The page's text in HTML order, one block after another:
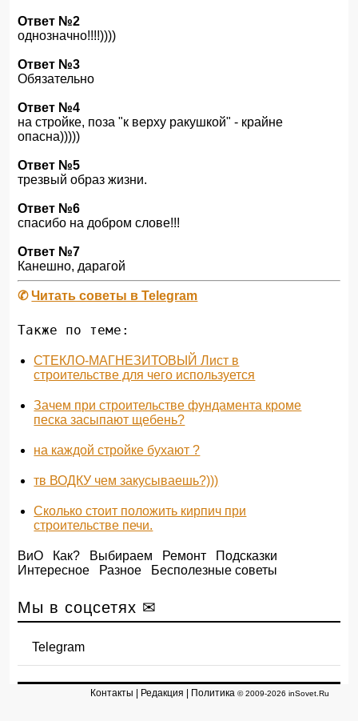
Ответ №2
однозначно!!!!))))
Ответ №3
Обязательно
Ответ №4
на стройке, поза "к верху ракушкой" - крайне
опасна)))))
Ответ №5
трезвый образ жизни.
Ответ №6
спасибо на добром слове!!!
Ответ №7
Канешно, дарагой
✆Читать советы в Telegram
Также по теме:
СТЕКЛО-МАГНЕЗИТОВЫЙ Лист в
строительстве для чего используется
Зачем при строительстве фундамента кроме
песка засыпают щебень?
на каждой стройке бухают ?
тв ВОДКУ чем закусываешь?)))
Сколько стоит положить кирпич при
строительстве печи.
ВиО Как? Выбираем Ремонт
Подсказки
Интересное
Разное Бесполезные советы
Мы в соцсетях ✉
Telegram
Контакты Редакция Политика © 2009-2026 inSovet.Ru